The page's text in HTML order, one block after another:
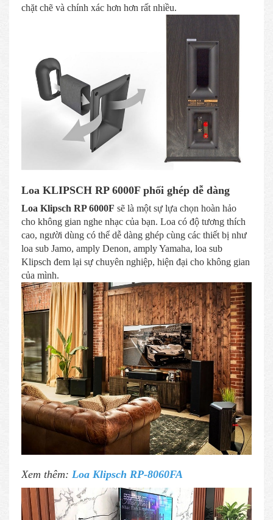
chặt chẽ và chính xác hơn hơn rất nhiều.
Loa KLIPSCH RP 6000F phối ghép dễ dàng
Loa Klipsch RP 6000F sẽ là một sự lựa chọn hoàn hảo
cho không gian nghe nhạc của bạn. Loa có độ tương thích
cao, người dùng có thể dễ dàng ghép cùng các thiết bị như
loa sub Jamo, amply Denon, amply Yamaha, loa sub
Klipsch đem lại sự chuyên nghiệp, hiện đại cho không gian
của mình.
Xem thêm: Loa Klipsch RP-8060FA